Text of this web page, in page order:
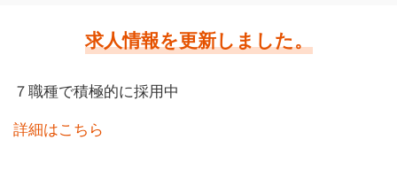
求人情報を更新しました。
７職種で積極的に採用中
詳細はこちら